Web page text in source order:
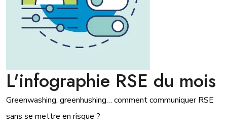
L'infographie RSE du mois
Greenwashing, greenhushing… comment communiquer RSE
sans se mettre en risque ?